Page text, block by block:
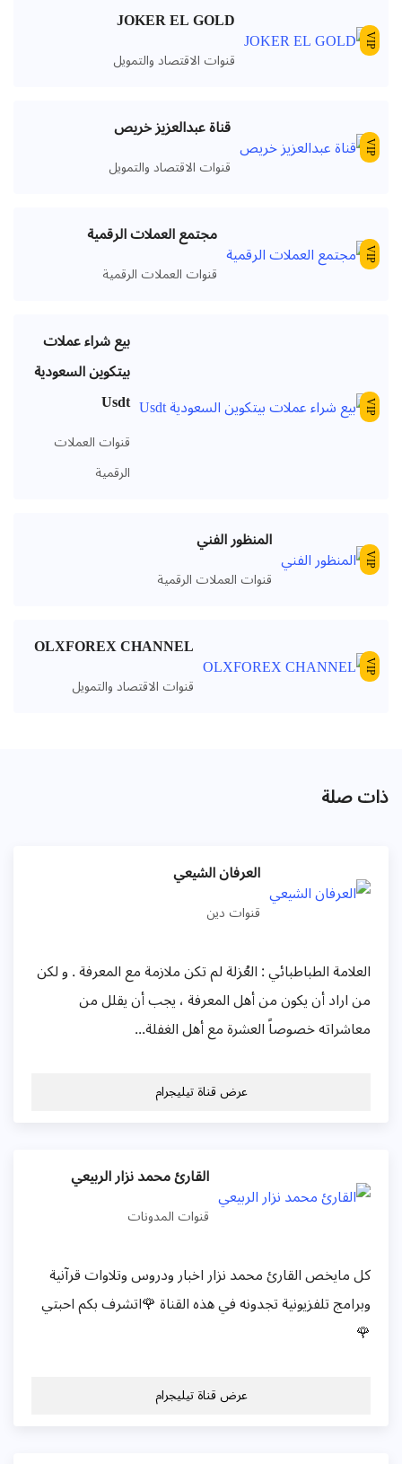
VIP
JOKER EL GOLD
قنوات الاقتصاد والتمويل
VIP
قناة عبدالعزيز خريص
قنوات الاقتصاد والتمويل
VIP
مجتمع العملات الرقمية
قنوات العملات الرقمية
VIP
بيع شراء عملات
بيتكوين السعودية
Usdt
قنوات العملات
الرقمية
VIP
المنظور الفني
قنوات العملات الرقمية
VIP
OLXFOREX CHANNEL
قنوات الاقتصاد والتمويل
ذات صلة
العرفان الشيعي
قنوات دين
العلامة الطباطبائي : العُزلة لم تکن ملازمة مع المعرفة . و لکن
من اراد أن یکون من أهل المعرفة ، یجب أن یقلل من
معاشراته خصوصاً العشرة مع أهل الغفلة...
عرض قناة تيليجرام
القارئ محمد نزار الربيعي
قنوات المدونات
كل مايخص القارئ محمد نزار اخبار ودروس وتلاوات قرآنية
وبرامج تلفزيونية تجدونه في هذه القناة 🌹اتشرف بكم احبتي
🌹
عرض قناة تيليجرام